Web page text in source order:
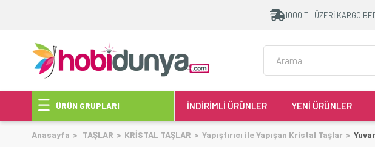
1000 TL ÜZERİ KARGO
ÜRÜN GRUPLARI İNDİRİMLİ ÜRÜNLER YENİ ÜRÜNLER
Anasayfa TAŞLAR KRİSTAL TAŞLAR Yapıştırıcı ile Yapışan Kristal Taşlar